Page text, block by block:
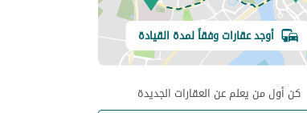
أوجد عقارات وفقاً لمدة القيادة
كن أول من يعلم عن العقارات الجديدة